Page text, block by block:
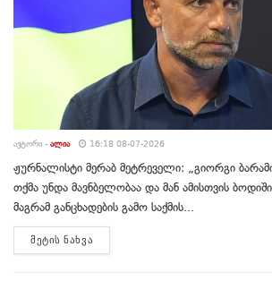
ᲐᲕᲢᲝᲠᲘ - ᲐᲚᲘᲐ 16:18 08-07-2026
ჟურნალისტი მერაბ მეტრეველი: „გიორგი
თქმა უნდა მავნბელობაა და მან ამისთვის
მაგრამ განცხადების გამო საქმის...
ᲛᲔᲢᲘᲡ ᲜᲐᲮᲕᲐ